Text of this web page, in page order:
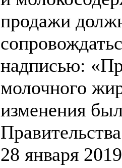
продажи
надписью:
молочного
изменения
28 января